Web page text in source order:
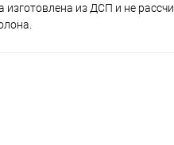
из ДСП и не